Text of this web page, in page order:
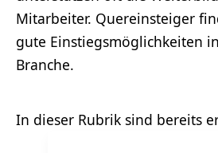
Mitarbeiter. Quereinsteiger
gute Einstiegsmöglichkeiten
Branche.